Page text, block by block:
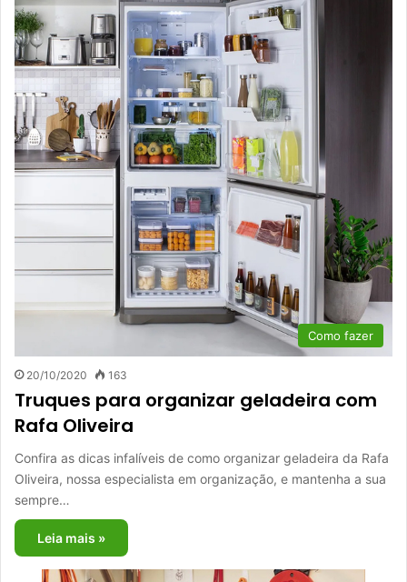
Como fazer
20/10/2020 163
Truques para organizar geladeira com
Rafa Oliveira
Confira as dicas infalíveis de como organizar geladeira da Rafa
Oliveira, nossa especialista em organização, e mantenha a sua
sempre…
Leia mais »